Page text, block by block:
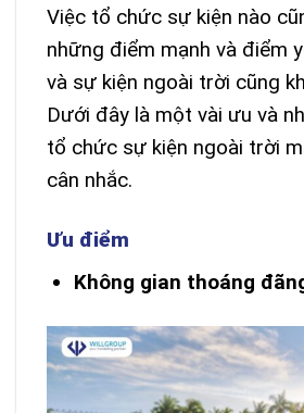
Việc tổ chức sự kiện nào
những điểm mạnh và điểm
và sự kiện ngoài trời cũng
Dưới đây là một vài ưu và
tổ chức sự kiện ngoài trời
cân nhắc.
Ưu điểm
Không gian thoáng